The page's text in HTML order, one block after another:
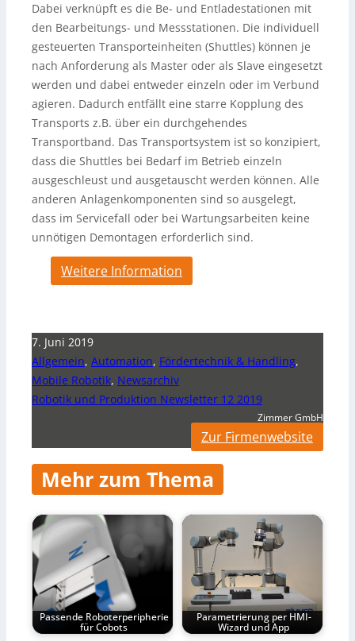
Dabei verknüpft es die Be- und Entladestationen mit
den Bearbeitungs- und Messstationen. Die individuell
gesteuerten Transporteinheiten (Shuttles) können je
nach Anforderung als Master oder als Slave eingesetzt
werden und dabei entweder einzeln oder im Verbund
agieren. Dadurch entfällt eine starre Kopplung des
Transports z.B. über ein durchgehendes
Transportband. Das Transportsystem ist so konzipiert,
dass die Shuttles bei Bedarf im Betrieb einzeln
ausgeschleust und ausgetauscht werden können. Alle
anderen Anlagenkomponenten sind so ausgelegt,
dass im Servicefall oder bei Wartungsarbeiten keine
unnötigen Demontagen erforderlich sind.
Weitere Information
7. Juni 2019
Allgemein, Automation, Fördertechnik & Handling,
Mobile Robotik, Newsarchiv
Robotik und Produktion Newsletter 12 2019
Zimmer GmbH
Zur Firmenwebsite
Mehr zum Thema
Passende Roboterperipherie
für Cobots
Parametrierung per HMI-
Wizard und App